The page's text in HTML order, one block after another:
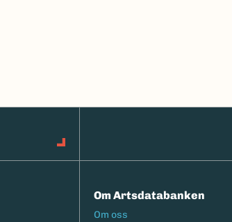
Om Artsdatabanken
Footermeny
Om oss